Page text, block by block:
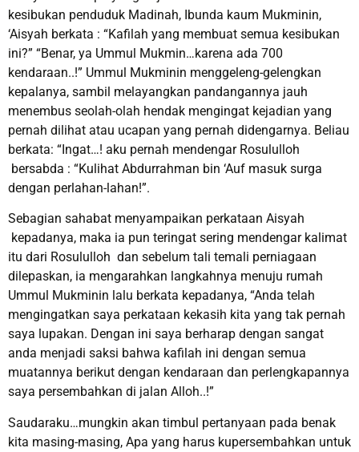
kesibukan penduduk Madinah, Ibunda kaum Mukminin,
‘Aisyah berkata : “Kafilah yang membuat semua kesibukan
ini?” “Benar, ya Ummul Mukmin…karena ada 700
kendaraan..!” Ummul Mukminin menggeleng-gelengkan
kepalanya, sambil melayangkan pandangannya jauh
menembus seolah-olah hendak mengingat kejadian yang
pernah dilihat atau ucapan yang pernah didengarnya. Beliau
berkata: “Ingat…! aku pernah mendengar Rosululloh
bersabda : “Kulihat Abdurrahman bin ‘Auf masuk surga
dengan perlahan-lahan!”.
Sebagian sahabat menyampaikan perkataan Aisyah
kepadanya, maka ia pun teringat sering mendengar kalimat
itu dari Rosululloh dan sebelum tali temali perniagaan
dilepaskan, ia mengarahkan langkahnya menuju rumah
Ummul Mukminin lalu berkata kepadanya, “Anda telah
mengingatkan saya perkataan kekasih kita yang tak pernah
saya lupakan. Dengan ini saya berharap dengan sangat
anda menjadi saksi bahwa kafilah ini dengan semua
muatannya berikut dengan kendaraan dan perlengkapannya
saya persembahkan di jalan Alloh..!”
Saudaraku…mungkin akan timbul pertanyaan pada benak
kita masing-masing, Apa yang harus kupersembahkan untuk